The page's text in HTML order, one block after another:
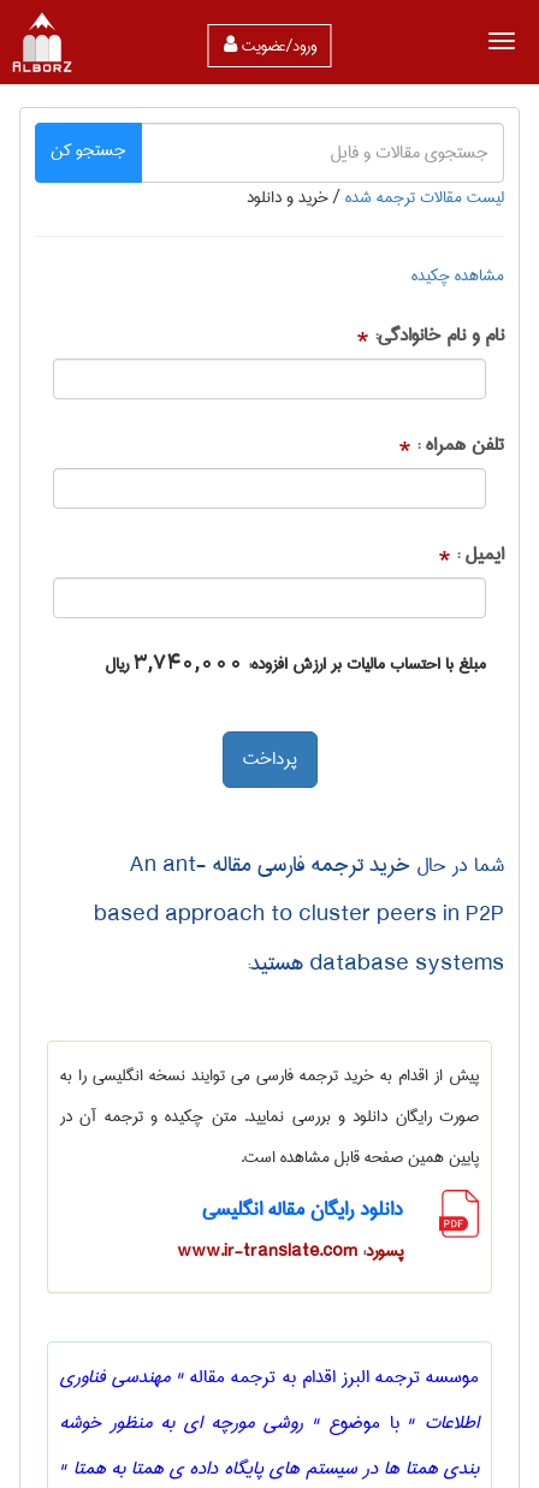
ورود/عضویت
جستجو کن
لیست مقالات ترجمه شده/خرید و دانلود
مشاهده چکیده
نام و نام خانوادگی: *
تلفن همراه : *
ایمیل : *
مبلغ با احتساب مالیات بر ارزش افزوده: 3,740,000ریال
شما در حال
خرید ترجمه فارسی مقاله An ant-
based approach to cluster peers in P2P
database systems هستید
:
پیش از اقدام به خرید ترجمه فارسی می توایند نسخه انگلیسی را به
صورت رایگان دانلود و بررسی نمایید. متن چکیده و ترجمه آن در
پایین همین صفحه قابل مشاهده است.
دانلود رایگان مقاله انگلیسی
پسورد: www.ir-translate.com
موسسه ترجمه البرز اقدام به ترجمه مقاله" مهندسی فناوری
اطلاعات " با موضوع " روشی مورچه ای به منظور خوشه
بندی همتا ها در سیستم های پایگاه داده ی همتا به همتا "